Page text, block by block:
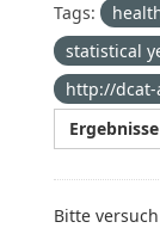
Tags:
statistical
http://dcat-
Bitte